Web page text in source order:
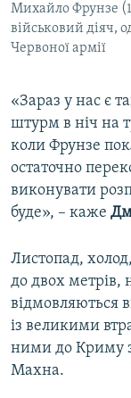
Михайло Фрунзе
військовий діяч,
Червоної армії
«Зараз у нас є
штурм в ніч на
коли Фрунзе
остаточно
виконувати
буде», – каже
Листопад,
до двох метрів,
відмовляються
із великими
ними до Криму
Махна.